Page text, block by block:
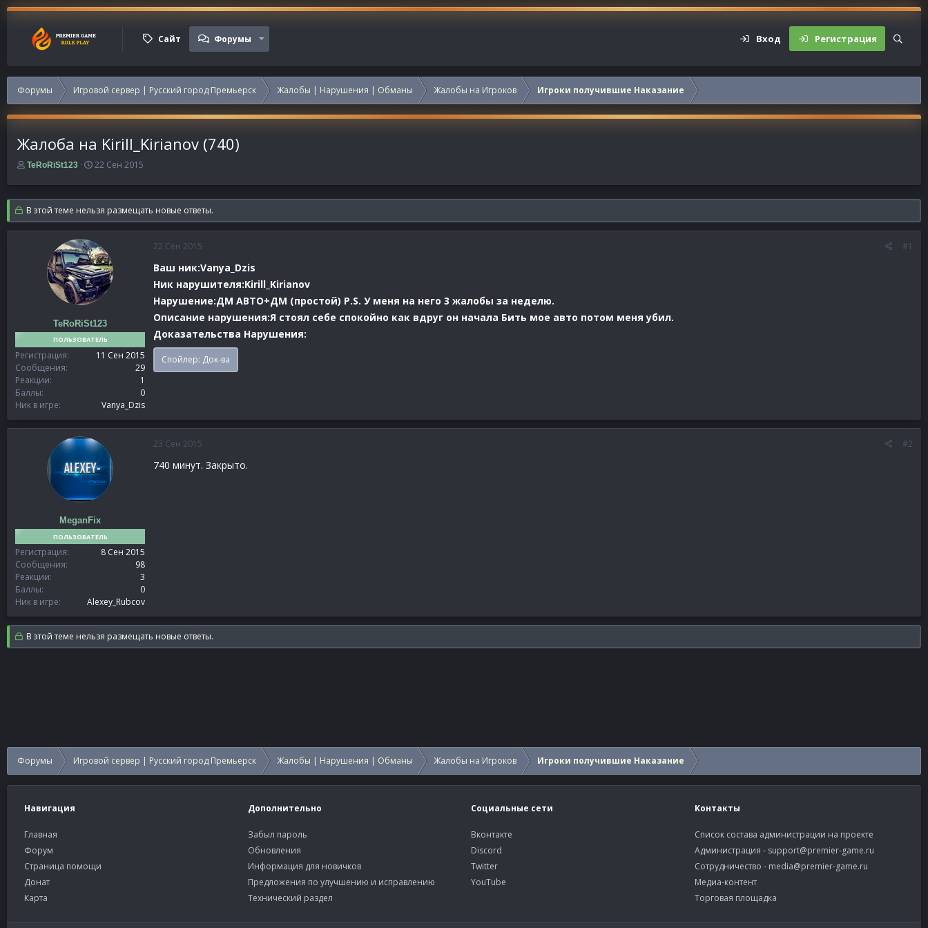
Сайт Форумы Вход Регистрация
Форумы Игровой сервер | Русский город Премьерск Жалобы | Нарушения | Обманы Жалобы на Игроков Игроки получившие Наказание
Жалоба на Kirill_Kirianov (740)
А
т
о
р
т
TeRoRiSt123
Д
т
а
н
а
а
л
а
22 Сен 2015
В этой теме нельзя размещать новые ответы.
TeRoRiSt123
ПОЛЬЗОВАТЕЛЬ
Регистрация
11 Сен 2015
Сообщения
29
Реакции
1
Баллы
0
Ник в игре
Vanya_Dzis
22 Сен 2015 #1
Ваш ник:Vanya_Dzis
Ник нарушителя:Kirill_Kirianov
Нарушение:ДМ АВТО+ДМ (простой) P.S. У меня на него 3 жалобы за неделю.
Описание нарушения:Я стоял себе спокойно как вдруг он начала Бить мое авто потом меня убил.
Доказательства Нарушения:
Спойлер: Док-ва
MeganFix
ПОЛЬЗОВАТЕЛЬ
Регистрация
8 Сен 2015
Сообщения
98
Реакции
3
Баллы
0
Ник в игре
Alexey_Rubcov
23 Сен 2015 #2
740 минут. Закрыто.
В этой теме нельзя размещать новые ответы.
Форумы Игровой сервер | Русский город Премьерск Жалобы | Нарушения | Обманы Жалобы на Игроков Игроки получившие Наказание
Навигация
Главная
Форум
Страница помощи
Донат
Карта
Дополнительно
Забыл пароль
Обновления
Информация для новичков
Предложения по улучшению и исправлению
Технический раздел
Социальные сети
Вконтакте
Discord
Twitter
YouTube
Контакты
Список состава администрации на проекте
Администрация - support@premier-game.ru
Сотрудничество - media@premier-game.ru
Медиа-контент
Торговая площадка